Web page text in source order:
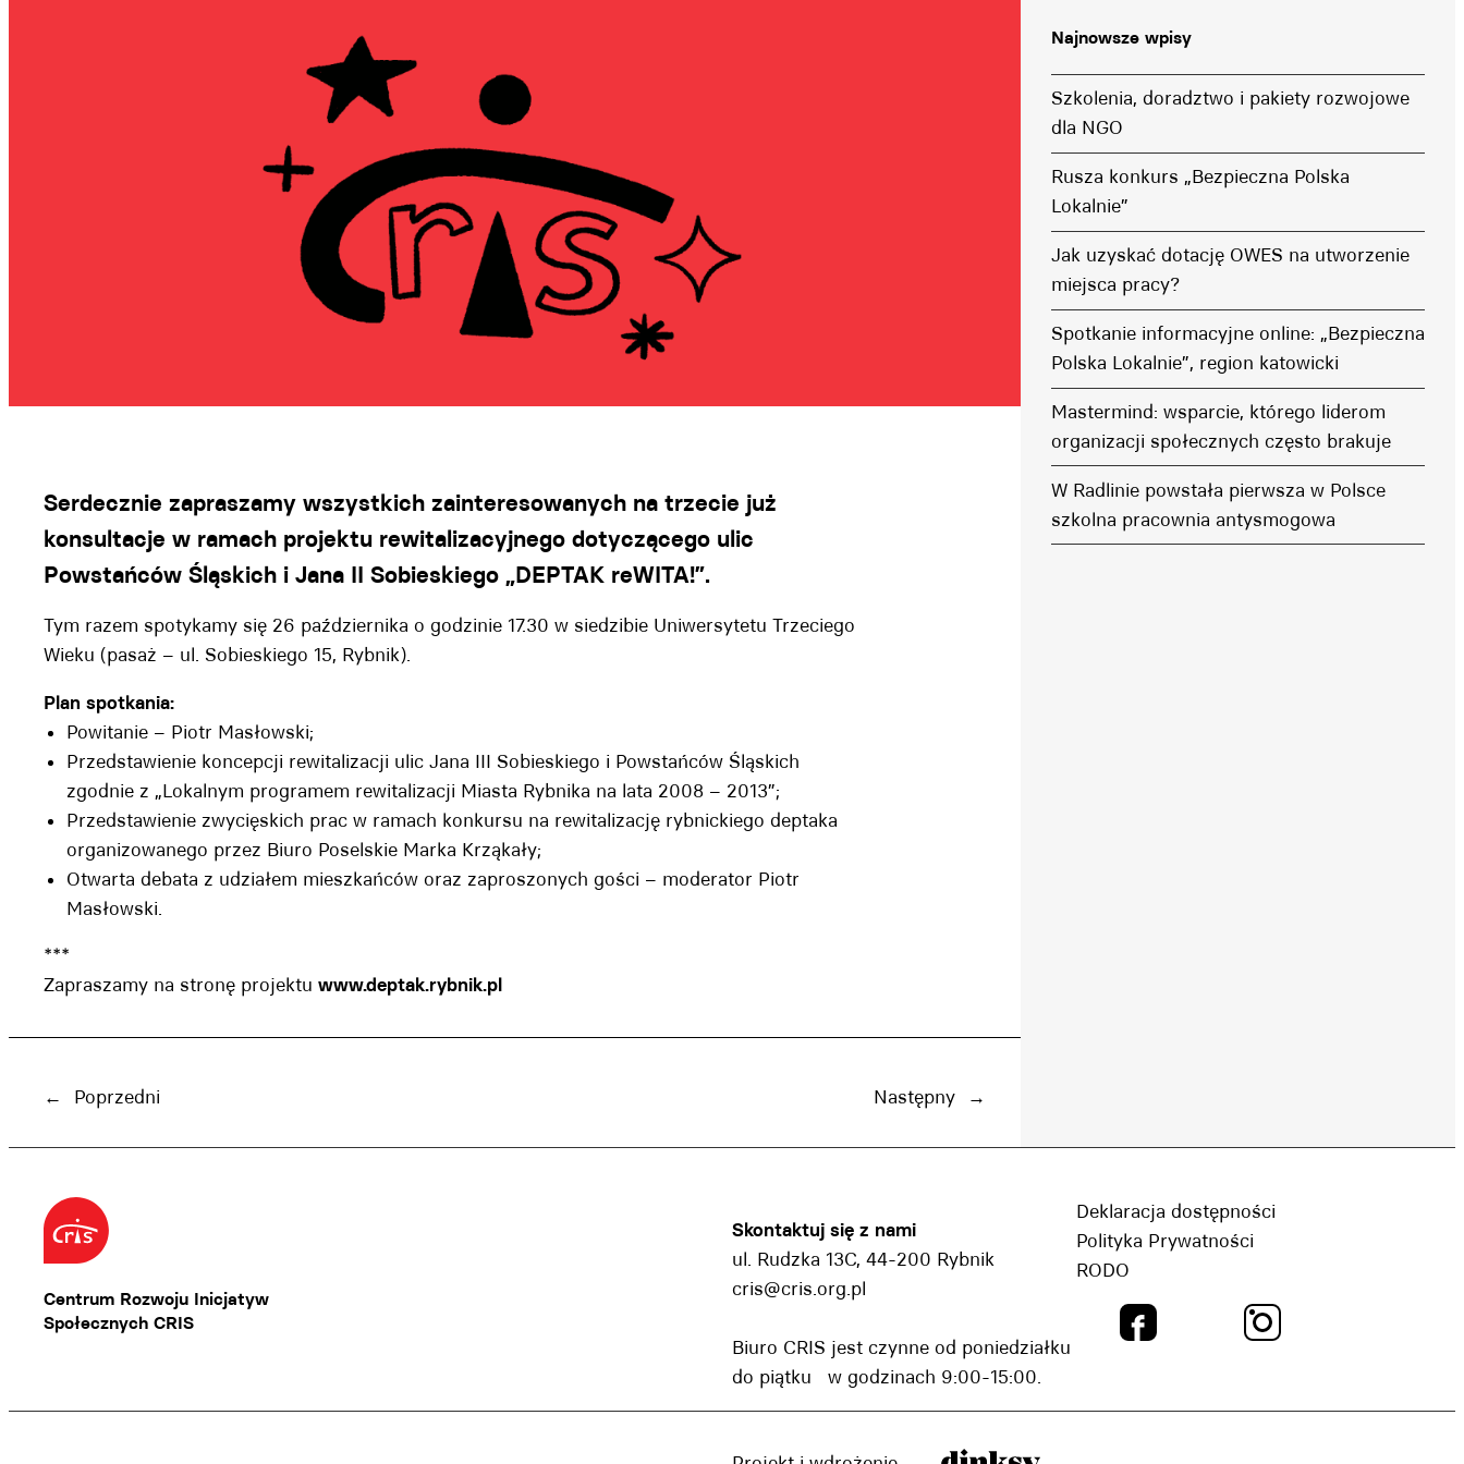
Serdecznie zapraszamy wszystkich zainteresowanych na trzecie już
konsultacje w ramach projektu rewitalizacyjnego dotyczącego ulic
Powstańców Śląskich i Jana II Sobieskiego „DEPTAK reWITA!”.
Tym razem spotykamy się 26 października o godzinie 17.30 w siedzibie Uniwersytetu Trzeciego
Wieku (pasaż – ul. Sobieskiego 15, Rybnik).
Plan spotkania:
Powitanie – Piotr Masłowski;
Przedstawienie koncepcji rewitalizacji ulic Jana III Sobieskiego i Powstańców Śląskich
zgodnie z „Lokalnym programem rewitalizacji Miasta Rybnika na lata 2008 – 2013”;
Przedstawienie zwycięskich prac w ramach konkursu na rewitalizację rybnickiego deptaka
organizowanego przez Biuro Poselskie Marka Krząkały;
Otwarta debata z udziałem mieszkańców oraz zaproszonych gości – moderator Piotr
Masłowski.
***
Zapraszamy na stronę projektu www.deptak.rybnik.pl
← Poprzedni Następny →
Najnowsze wpisy
Szkolenia, doradztwo i pakiety rozwojowe
dla NGO
Rusza konkurs „Bezpieczna Polska
Lokalnie”
Jak uzyskać dotację OWES na utworzenie
miejsca pracy?
Spotkanie informacyjne online: „Bezpieczna
Polska Lokalnie”, region katowicki
Mastermind: wsparcie, którego liderom
organizacji społecznych często brakuje
W Radlinie powstała pierwsza w Polsce
szkolna pracownia antysmogowa
Centrum Rozwoju Inicjatyw
Społecznych CRIS
Skontaktuj się z nami
ul. Rudzka 13C, 44-200 Rybnik
cris@cris.org.pl
Biuro CRIS jest czynne od poniedziałku
do piątku w godzinach 9:00-15:00.
Deklaracja dostępności
Polityka Prywatności
RODO